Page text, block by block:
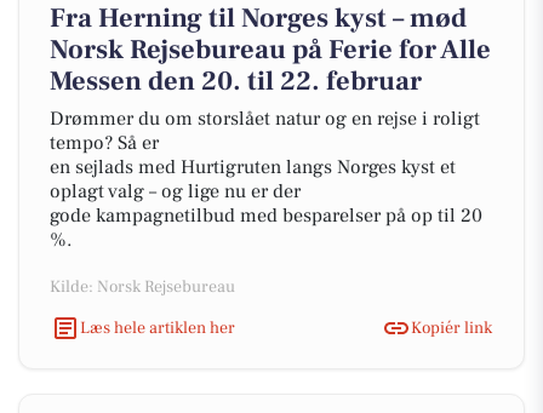
Fra Herning til Norges kyst – mød
Norsk Rejsebureau på Ferie for Alle
Messen den 20. til 22. februar
Drømmer du om storslået natur og en rejse i roligt
tempo? Så er
en sejlads med Hurtigruten langs Norges kyst et
oplagt valg – og lige nu er der
gode kampagnetilbud med besparelser på op til 20
%.
Kilde: Norsk Rejsebureau
Læs hele artiklen her
Kopiér link